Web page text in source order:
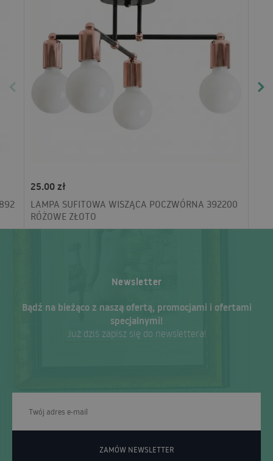
25.00 zł
LAMPA SUFITOWA WISZĄCA POCZWÓRNA 392200
RÓŻOWE ZŁOTO
Newsletter
Bądź na bieżąco z naszą ofertą, promocjami i ofertami
specjalnymi!
Już dziś zapisz się do newslettera!
ZAMÓW NEWSLETTER